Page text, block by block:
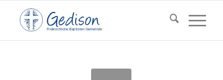
F reikirchlic heBa ptisten Gemeinde